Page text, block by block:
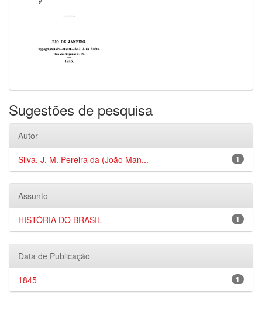
Sugestões de pesquisa
Autor
1
Silva, J. M. Pereira da (João Man...
Assunto
1
HISTÓRIA DO BRASIL
Data de Publicação
1
1845